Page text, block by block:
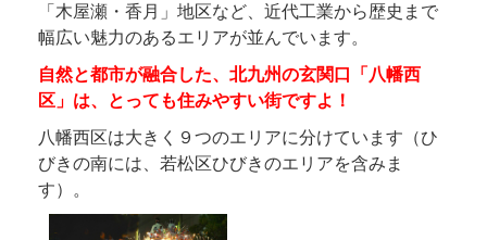
「木屋瀬・香月」地区など、近代工業から歴史まで
幅広い魅力のあるエリアが並んでいます。
自然と都市が融合した、北九州の玄関口「八幡西
区」は、とっても住みやすい街ですよ！
八幡西区は大きく９つのエリアに分けています（ひ
びきの南には、若松区ひびきのエリアを含みま
す）。